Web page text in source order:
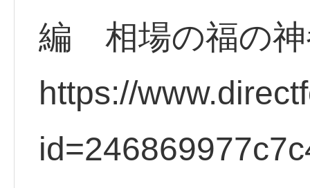
編 相場の福の神
https://